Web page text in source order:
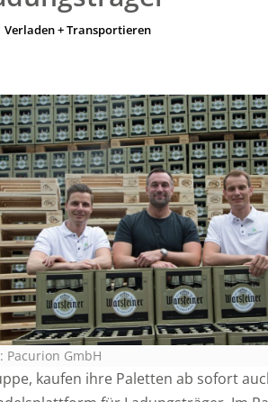
Verladen + Transportieren
Pacurion GmbH
kaufen ihre Paletten ab sofort